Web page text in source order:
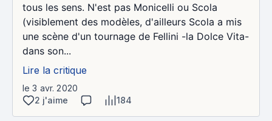
tous les sens. N'est pas Monicelli ou Scola
(visiblement des modèles, d'ailleurs Scola a mis
une scène d'un tournage de Fellini -la Dolce Vita-
dans son...
Lire la critique
le 3 avr. 2020
2 j'aime
184